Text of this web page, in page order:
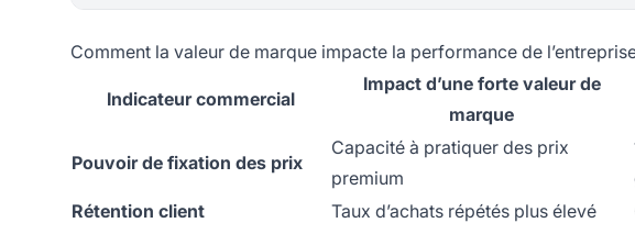
Comment la valeur de marque impacte la performance de
Indicateur commercial
Impact d’une forte valeur de
marque
Pouvoir de fixation des prix
Capacité à pratiquer des prix
premium
Rétention client
Taux d’achats répétés plus élevé